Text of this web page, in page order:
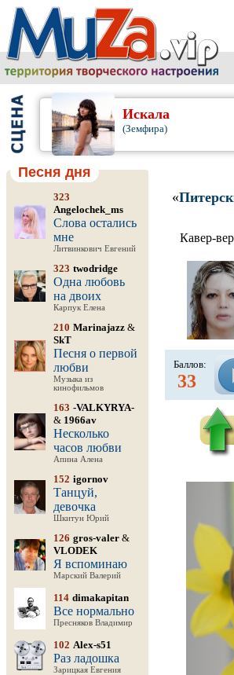
Искала
(Земфира)
Песня дня
323
Angelochek_ms
Слова остались
мне
Литвинкович Евгений
323 twodridge
Одна любовь
на двоих
Карпук Елена
210 Marinajazz &
SkT
Песня о первой
любви
Музыка из
кинофильмов
163 -VALKYRYA-
& 1966av
Несколько
часов любви
Апина Алена
152 igornov
Танцуй,
девочка
Шкитун Юрий
126 gros-valer &
VLODEK
Я вспоминаю
Марский Валерий
114 dimakapitan
Все нормально
Пресняков Владимир
102 Alex-s51
Раз ладошка
Зарицкая Евгения
«
Кавер-
Баллов:
33